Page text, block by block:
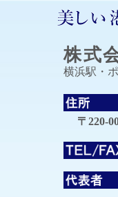
株式
横浜駅・
〒220-